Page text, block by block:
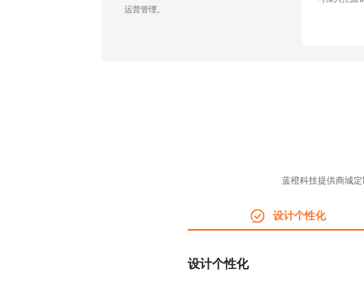
运营管理。
蓝橙科技提供商城
设计个性化
设计个性化